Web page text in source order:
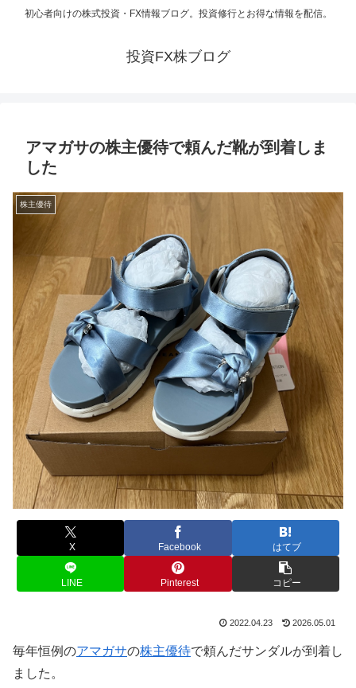
初心者向けの株式投資・FX情報ブログ。投資修行とお得な情報を配信。
投資FX株ブログ
アマガサの株主優待で頼んだ靴が到着しま
した
株主優待
X Facebook はてブ
LINE Pinterest コピー
2022.04.23 2026.05.01
毎年恒例のアマガサの株主優待で頼んだサンダルが到着し
ました。